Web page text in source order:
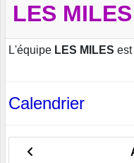
LES MILES
L'équipe LES MILES est
Calendrier